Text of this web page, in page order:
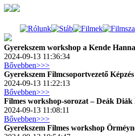
Gyerekszem workshop a Kende
2024-09-13 11:36:34
Bővebben>>>
Gyerekszem Filmcsoportvezető
2024-09-13 11:22:13
Bővebben>>>
Filmes workshop-sorozat – Deák
2024-09-13 11:08:11
Bővebben>>>
Gyerekszem Filmes workshop